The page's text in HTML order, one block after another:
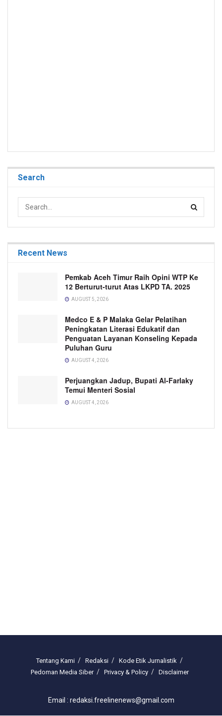
Search
Recent News
Pemkab Aceh Timur Raih Opini WTP Ke
12 Berturut-turut Atas LKPD TA. 2025
AUGUST 5, 2026
Medco E & P Malaka Gelar Pelatihan
Peningkatan Literasi Edukatif dan
Penguatan Layanan Konseling Kepada
Puluhan Guru
AUGUST 4, 2026
Perjuangkan Jadup, Bupati Al-Farlaky
Temui Menteri Sosial
AUGUST 4, 2026
Tentang Kami Redaksi
Kode Etik Jurnalistik
Pedoman Media Siber
Privacy & Policy Disclaimer
Email : redaksi.freelinenews@gmail.com